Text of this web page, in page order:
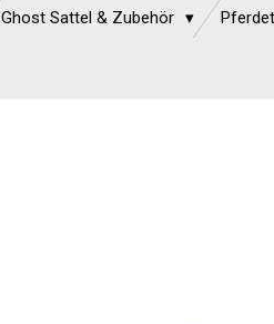
Ghost Sattel & Zubehör